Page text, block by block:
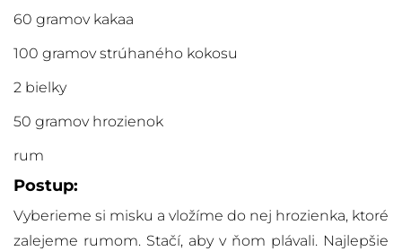
60 gramov kakaa
100 gramov strúhaného kokosu
2 bielky
50 gramov hrozienok
rum
Postup:
Vyberieme si misku a vložíme do nej hrozienka, ktoré
zalejeme rumom. Stačí, aby v ňom plávali. Najlepšie